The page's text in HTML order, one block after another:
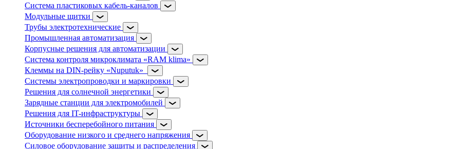
Система пластиковых кабель-каналов
Модульные щитки
Трубы электротехнические
Промышленная автоматизация
Корпусные решения для автоматизации
Система контроля микроклимата «RAM klima»
Клеммы на DIN-рейку «Nuputuk»
Системы электропроводки и маркировки
Решения для солнечной энергетики
Зарядные станции для электромобилей
Решения для IT-инфраструктуры
Источники бесперебойного питания
Оборудование низкого и среднего напряжения
Силовое оборудование защиты и распределения